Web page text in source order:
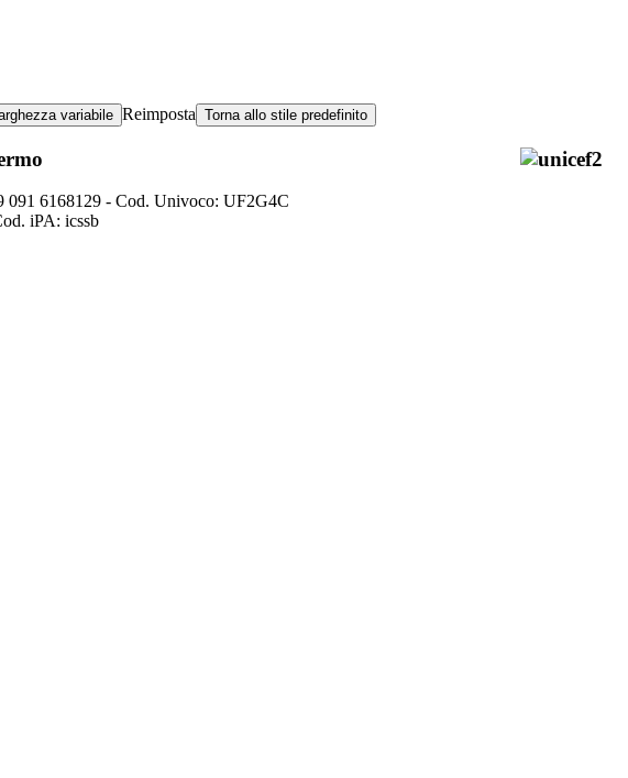
variabile Reimposta Torna allo stile predefinito
091 6168129 - Cod. Univoco: UF2G4C
iPA: icssb